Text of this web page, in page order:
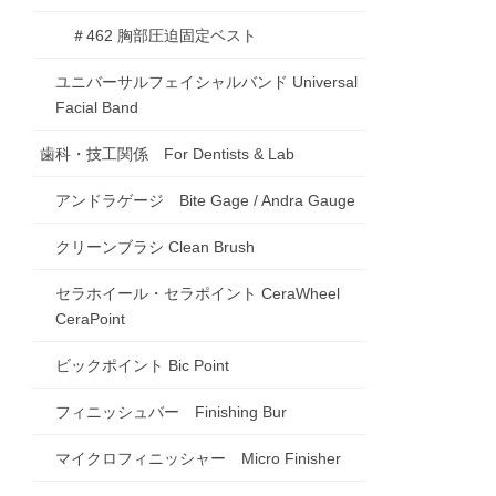
＃462 胸部圧迫固定ベスト
ユニバーサルフェイシャルバンド Universal
Facial Band
歯科・技工関係 For Dentists & Lab
アンドラゲージ Bite Gage / Andra Gauge
クリーンブラシ Clean Brush
セラホイール・セラポイント CeraWheel
CeraPoint
ビックポイント Bic Point
フィニッシュバー Finishing Bur
マイクロフィニッシャー Micro Finisher